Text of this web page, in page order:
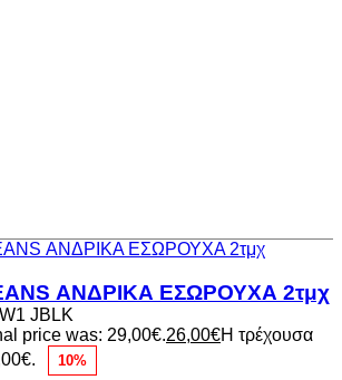
ΑΝΔΡΙΚΑ ΕΣΩΡΟΥΧΑ 2τμχ
JBLK
price was: 29,00€.26,00€Η τρέχουσα
10%